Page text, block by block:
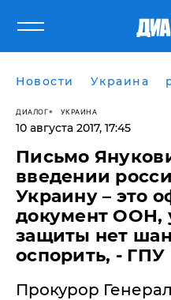
Новости Украина
ДИАЛОГ УКРАИНА
10 августа 2017, 17:45
Письмо
введении
Украину – это
документ ООН,
защиты нет
оспорить, - ГПУ
Прокурор